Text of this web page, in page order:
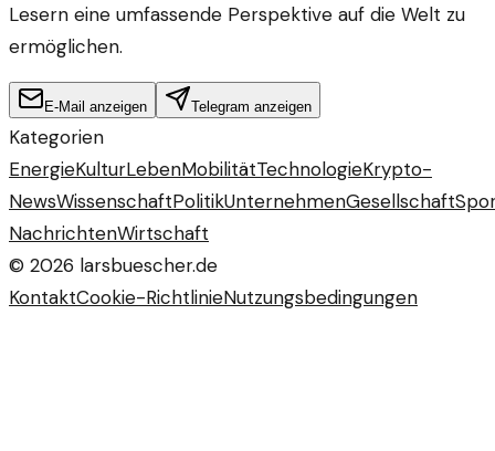
Lesern eine umfassende Perspektive auf die Welt zu
ermöglichen.
E-Mail anzeigen Telegram anzeigen
Kategorien
EnergieKulturLebenMobilitätTechnologieKrypto-
NewsWissenschaftPolitikUnternehmenGesellschaft
NachrichtenWirtschaft
© 2026 larsbuescher.de
KontaktCookie-RichtlinieNutzungsbedingungen